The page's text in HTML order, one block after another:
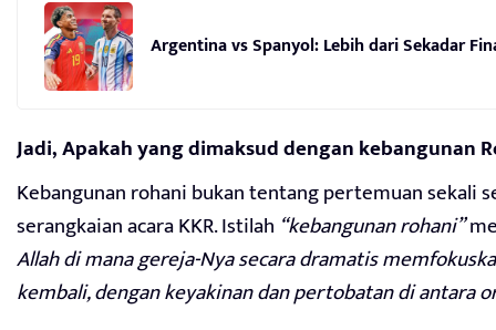
Argentina vs Spanyol: Lebih dari Sekadar
Jadi, Apakah yang dimaksud dengan kebangunan
Kebangunan rohani bukan tentang pertemuan sekali
serangkaian acara KKR. Istilah “kebangunan rohani”
Allah di mana gereja-Nya secara dramatis
kembali, dengan keyakinan dan pertobatan di antara